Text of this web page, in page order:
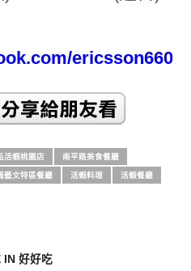
活蝦桃園店 南平路美食餐廳
藝文特區餐廳 活蝦料理 活蝦餐廳
IN 好好吃